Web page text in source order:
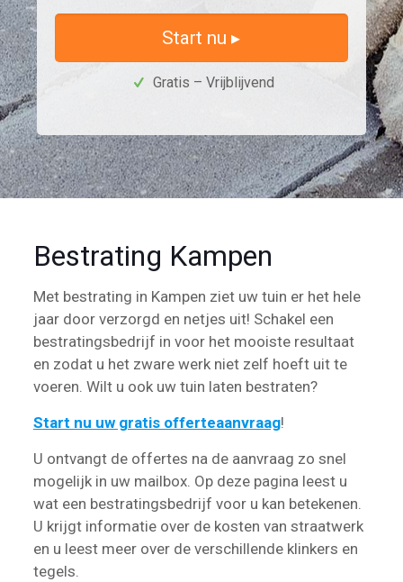
Start nu ▸
Gratis – Vrijblijvend
Bestrating Kampen
Met bestrating in Kampen ziet uw tuin er het hele
jaar door verzorgd en netjes uit! Schakel een
bestratingsbedrijf in voor het mooiste resultaat
en zodat u het zware werk niet zelf hoeft uit te
voeren. Wilt u ook uw tuin laten bestraten?
Start nu uw gratis offerteaanvraag!
U ontvangt de offertes na de aanvraag zo snel
mogelijk in uw mailbox. Op deze pagina leest u
wat een bestratingsbedrijf voor u kan betekenen.
U krijgt informatie over de kosten van straatwerk
en u leest meer over de verschillende klinkers en
tegels.